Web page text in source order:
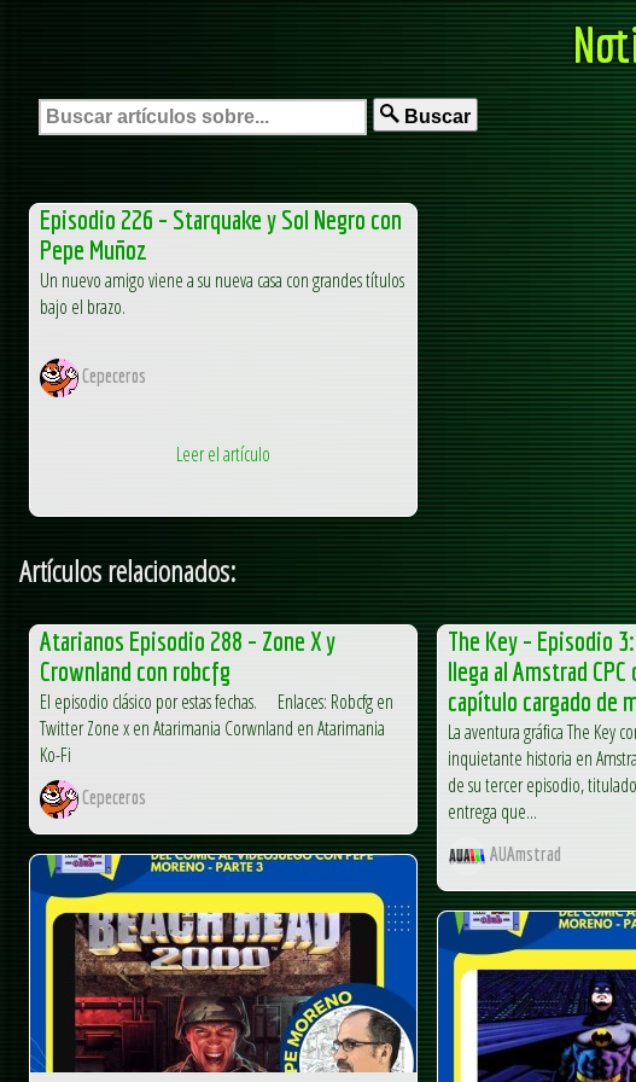
Buscar
Episodio 226 – Starquake y Sol Negro con
Pepe Muñoz
Un nuevo amigo viene a su nueva casa con grandes títulos
bajo el brazo.
Cepeceros
Leer el artículo
Artículos relacionados:
Atarianos Episodio 288 – Zone X y
Crownland con robcfg
El episodio clásico por estas fechas. Enlaces: Robcfg en
Twitter Zone x en Atarimania Corwnland en Atarimania
Ko-Fi
Cepeceros
The Key – Episodio
llega al Amstrad CPC
capítulo cargado de
La aventura gráfica The Key
inquietante historia en
de su tercer episodio,
entrega que...
AUAmstrad